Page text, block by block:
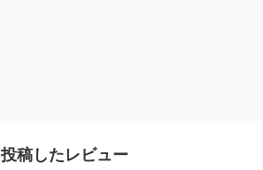
投稿したレビュー